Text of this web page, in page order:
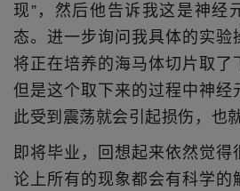
现”，然后他告诉我这是神经
态。进一步询问我具体的实验
将正在培养的海马体切片取了
但是这个取下来的过程中神经
此受到震荡就会引起损伤，也
即将毕业，回想起来依然觉得
论上所有的现象都会有科学的